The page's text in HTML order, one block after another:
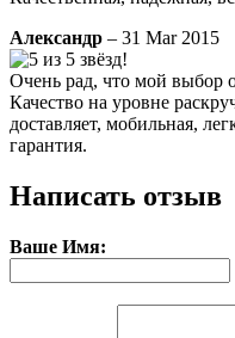
Александр – 31 Mar 2015
Очень рад, что мой выбор
Качество на уровне
доставляет, мобильная,
гарантия.
Написать отзыв
Ваше Имя: